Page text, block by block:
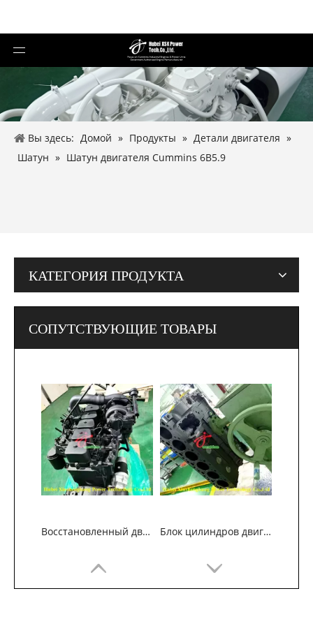
Вы здесь: Домой » Продукты » Детали двигателя »
Шатун » Шатун двигателя Cummins 6B5.9
КАТЕГОРИЯ ПРОДУКТА
СОПУТСТВУЮЩИЕ ТОВАРЫ
Восстановленный двигатель Cummins 6BT5.9 для строительных машин Блок цилиндров двигателя Cummins 6B5.9